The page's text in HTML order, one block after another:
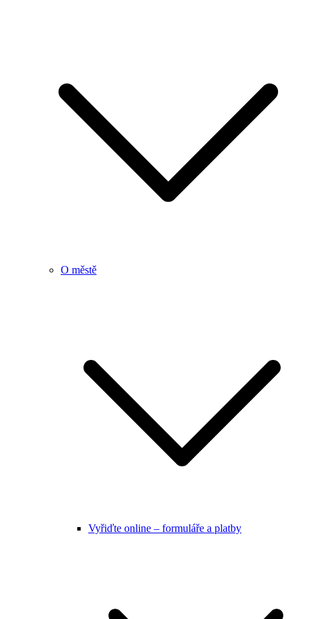
O městě
Vyřiďte online – formuláře a platby